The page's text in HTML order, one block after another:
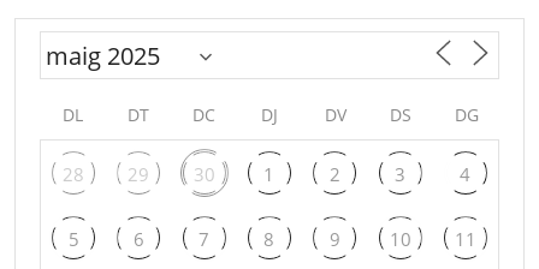
DL DT DC DJ DV DS DG
28 29 30 1 2 3 4
5 6 7 8 9 10 11